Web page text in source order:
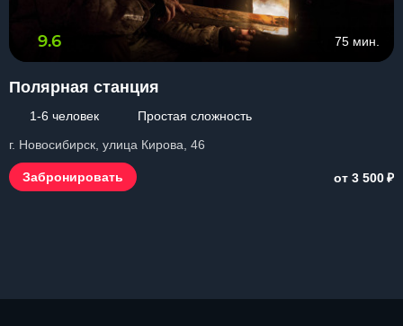
9.6 75 мин.
Полярная станция
1-6 человек
Простая сложность
г. Новосибирск, улица Кирова, 46
Забронировать от 3 500₽